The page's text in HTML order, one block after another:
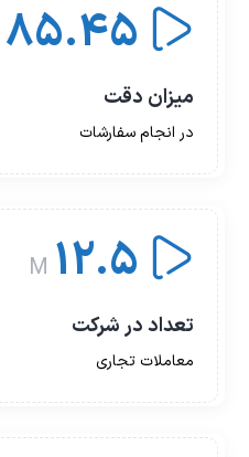
85.45
میزان دقت
در انجام سفارشات
12.5
M
تعداد در شرکت
معاملات تجاری